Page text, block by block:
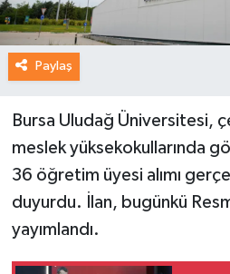
Paylaş
Bursa Uludağ Üniversitesi,
meslek yüksekokullarında
36 öğretim üyesi alımı
duyurdu. İlan, bugünkü
yayımlandı.